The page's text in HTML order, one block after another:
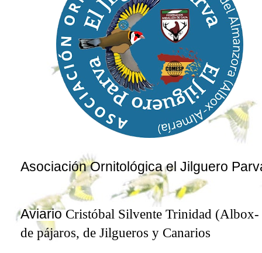
Asociación Ornitológica el Jilguero
AviarioCristóbal Silvente Trinidad (Albox-
de pájaros, de Jilgueros y Canarios